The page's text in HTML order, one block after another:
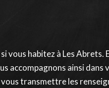
habitez à Les
ainsi
transmettre les